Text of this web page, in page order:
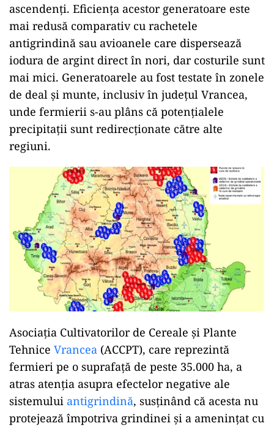
ascendenți. Eficiența acestor generatoare este
mai redusă comparativ cu rachetele
antigrindină sau avioanele care dispersează
iodura de argint direct în nori, dar costurile sunt
mai mici. Generatoarele au fost testate în zonele
de deal și munte, inclusiv în județul Vrancea,
unde fermierii s-au plâns că potențialele
precipitații sunt redirecționate către alte
regiuni.
Asociația Cultivatorilor de Cereale și Plante
Tehnice Vrancea (ACCPT), care reprezintă
fermieri pe o suprafață de peste 35.000 ha, a
atras atenția asupra efectelor negative ale
sistemului antigrindină, susținând că acesta nu
protejează împotriva grindinei și a amenințat cu